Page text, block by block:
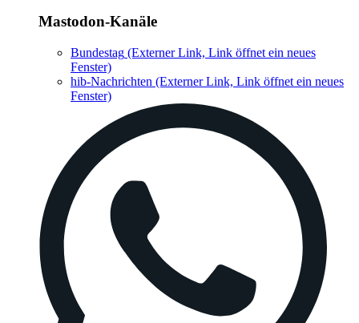
Mastodon-Kanäle
Bundestag (Externer Link, Link öffnet ein neues
Fenster)
hib-Nachrichten (Externer Link, Link öffnet ein neues
Fenster)